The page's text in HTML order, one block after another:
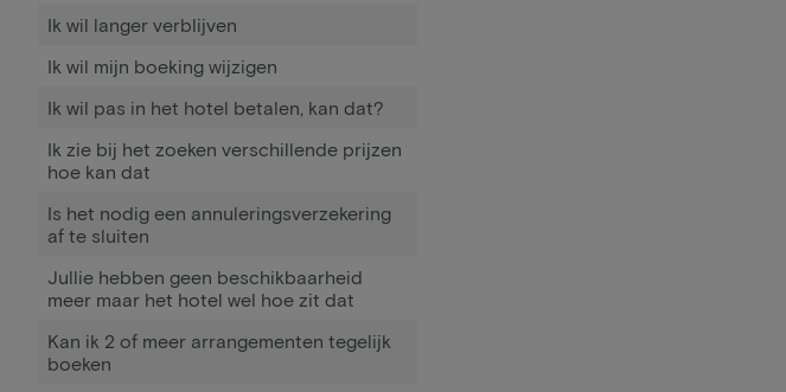
Ik wil langer verblijven
Ik wil mijn boeking wijzigen
Ik wil pas in het hotel betalen, kan dat?
Ik zie bij het zoeken verschillende prijzen
hoe kan dat
Is het nodig een annuleringsverzekering
af te sluiten
Jullie hebben geen beschikbaarheid
meer maar het hotel wel hoe zit dat
Kan ik 2 of meer arrangementen tegelijk
boeken